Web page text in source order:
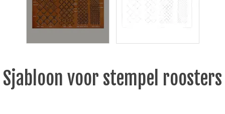
Sjabloon voor stempel roosters